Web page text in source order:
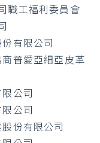
職工福利委員會
有限公司
普愛亞細亞皮革
公司
公司
份有限公司